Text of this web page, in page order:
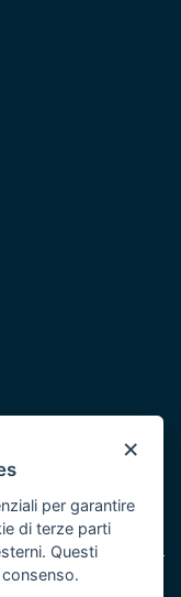
Puglia 2014/2020 -
×
per garantire
di terze parti
Questi